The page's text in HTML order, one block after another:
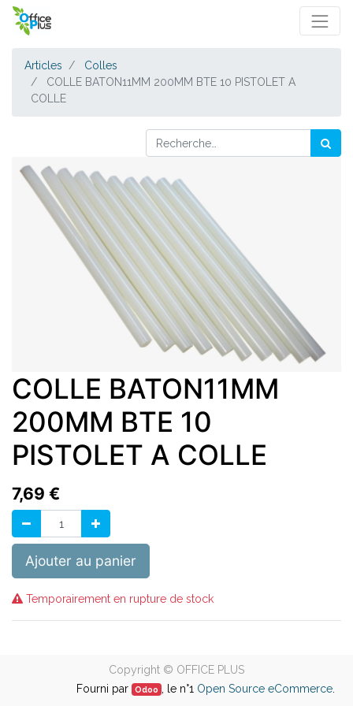
Articles
Colles
COLLE BATON11MM 200MM BTE 10 PISTOLET A
COLLE
COLLE BATON11MM
200MM BTE 10
PISTOLET A COLLE
7,69 €
Ajouter au panier
Temporairement en rupture de stock
Copyright © OFFICE PLUS
Fourni par
Odoo , le n°1 Open Source eCommerce